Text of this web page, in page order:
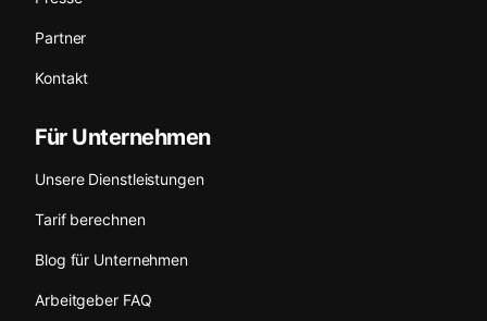
Partner
Kontakt
Für Unternehmen
Unsere Dienstleistungen
Tarif berechnen
Blog für Unternehmen
Arbeitgeber FAQ